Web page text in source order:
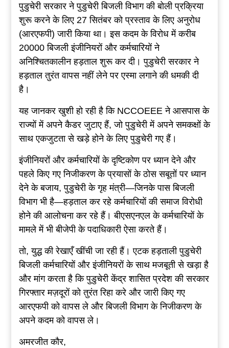
पुडुचेरी सरकार ने पुडुचेरी बिजली विभाग की बोली प्रक्रिया
शुरू करने के लिए 27 सितंबर को प्रस्ताव के लिए अनुरोध
(आरएफपी) जारी किया था। इस कदम के विरोध में करीब
20000 बिजली इंजीनियरों और कर्मचारियों ने
अनिश्चितकालीन हड़ताल शुरू कर दी। पुडुचेरी सरकार ने
हड़ताल तुरंत वापस नहीं लेने पर एस्मा लगाने की धमकी दी
है।
यह जानकर खुशी हो रही है कि NCCOEEE ने आसपास के
राज्यों में अपने कैडर जुटाए हैं, जो पुडुचेरी में अपने समकक्षों के
साथ एकजुटता से खड़े होने के लिए पुडुचेरी गए हैं।
इंजीनियरों और कर्मचारियों के दृष्टिकोण पर ध्यान देने और
पहले किए गए निजीकरण के प्रयासों के ठोस सबूतों पर ध्यान
देने के बजाय, पुडुचेरी के गृह मंत्री—जिनके पास बिजली
विभाग भी है—हड़ताल कर रहे कर्मचारियों की समाज विरोधी
होने की आलोचना कर रहे हैं। बीएसएनएल के कर्मचारियों के
मामले में भी बीजेपी के पदाधिकारी ऐसा करते हैं।
तो, युद्ध की रेखाएँ खींची जा रही हैं। एटक हड़ताली पुडुचेरी
बिजली कर्मचारियों और इंजीनियरों के साथ मजबूती से खड़ा है
और मांग करता है कि पुडुचेरी केंद्र शासित प्रदेश की सरकार
गिरफ्तार मज़दूरों को तुरंत रिहा करे और जारी किए गए
आरएफपी को वापस ले और बिजली विभाग के निजीकरण के
अपने कदम को वापस ले।
अमरजीत कौर,